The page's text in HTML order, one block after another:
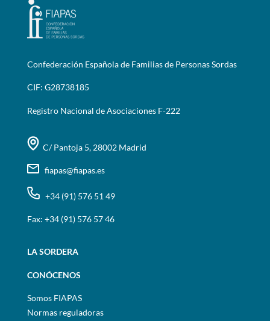
Confederación Española de Familias de Personas Sordas
CIF: G28738185
Registro Nacional de Asociaciones F-222
C/ Pantoja 5, 28002 Madrid
fiapas@fiapas.es
+34 (91) 576 51 49
Fax: +34 (91) 576 57 46
LA SORDERA
CONÓCENOS
Somos FIAPAS
Normas reguladoras